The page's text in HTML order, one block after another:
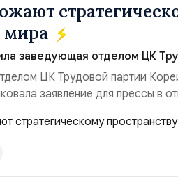
мира
заведующая отделом ЦК
ЦК Трудовой партии
заявление для прессы в
США запусков крылатых
„исключительно
ядерном вооружении на